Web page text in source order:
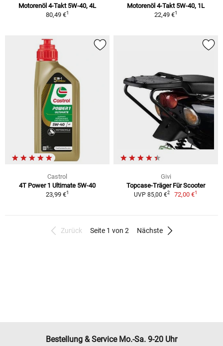
Motorenöl 4-Takt 5W-40, 4L
80,49 €1
Motorenöl 4-Takt 5W-40, 1L
22,49 €1
Castrol
4T Power 1 Ultimate 5W-40
23,99 €1
Givi
Topcase-Träger Für Scooter
UVP 85,00 €2 72,00 €1
Zurück Seite 1 von 2 Nächste
Bestellung & Service Mo.-Sa. 9-20 Uhr